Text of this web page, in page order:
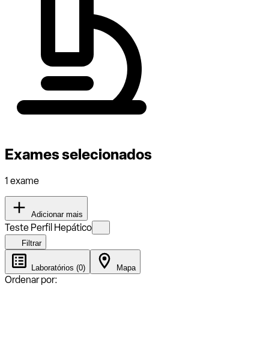
Exames selecionados
1 exame
Adicionar mais
Teste Perfil Hepático
Filtrar
Laboratórios (0) Mapa
Ordenar por: